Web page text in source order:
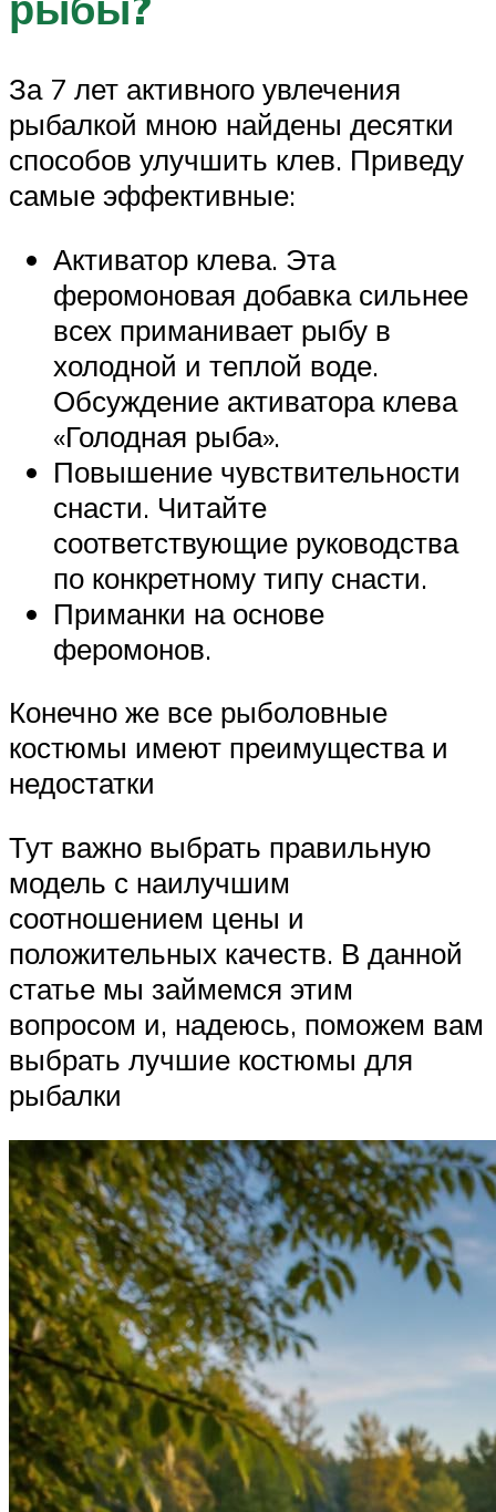
За 7 лет активного увлечения
рыбалкой мною найдены десятки
способов улучшить клев. Приведу
самые эффективные:
Активатор клева. Эта
феромоновая добавка сильнее
всех приманивает рыбу в
холодной и теплой воде.
Обсуждение активатора клева
«Голодная рыба».
Повышение чувствительности
снасти. Читайте
соответствующие руководства
по конкретному типу снасти.
Приманки на основе
феромонов.
Конечно же все рыболовные
костюмы имеют преимущества и
недостатки
Тут важно выбрать правильную
модель с наилучшим
соотношением цены и
положительных качеств. В данной
статье мы займемся этим
вопросом и, надеюсь, поможем вам
выбрать лучшие костюмы для
рыбалки